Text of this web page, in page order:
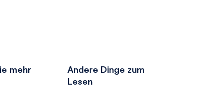
mehr
Andere Dinge zum
Lesen